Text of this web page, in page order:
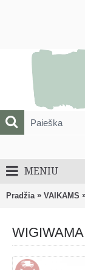
MENIU
Pradžia » VAIKAMS